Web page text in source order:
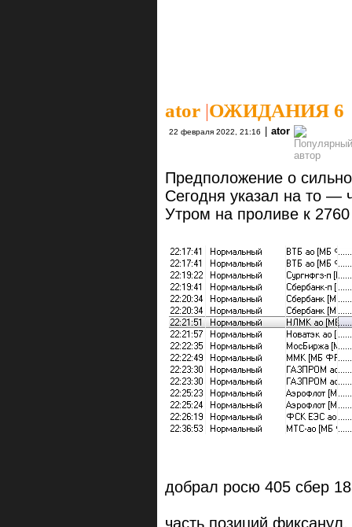
ator |ОЖИДАНИЯ 6
22 февраля 2022, 21:16 | ator
Предположение о
Сегодня указал на то —
Утром на проливе к
добрал росю 405 сбер
часть позиций фиксанул.